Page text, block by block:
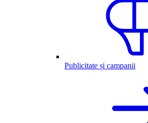
Publicitate și campanii